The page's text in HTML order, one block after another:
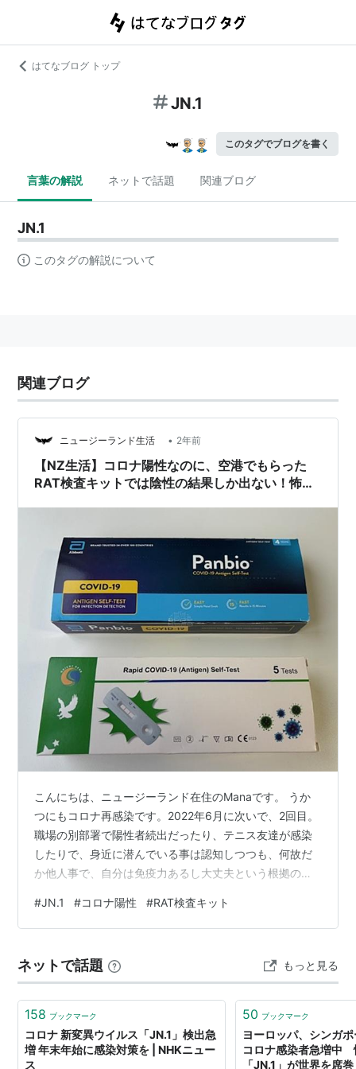
はてなブログ トップ
JN.1
このタグでブログを書く
言葉の解説 ネットで話題 関連ブログ
JN.1
このタグの解説について
関連ブログ
ニュージーランド生活 • 2年前
【NZ生活】コロナ陽性なのに、空港でもらった
RAT検査キットでは陰性の結果しか出ない！怖い
こんにちは、ニュージーランド在住のManaです。 うか
つにもコロナ再感染です。2022年6月に次いで、2回目。
職場の別部署で陽性者続出だったり、テニス友達が感染
したりで、身近に潜んでいる事は認知しつつも、何故だ
か他人事で、自分は免疫力あるし大丈夫という根拠のな
た。。。 アホですね。 でも注意するにも限度があるのも
事実。 私の初期症状は、喉の奥がくすぐったい感じと鼻
が、この真夏に寒気がすると言ったので、これはただご
とではないと、RAT検査する事にしたんです。 前回コロ
ナに感染した時に無料でもらった…
#JN.1 #コロナ陽性 #RAT検査キット
ネットで話題 もっと見る
158 ブックマーク
コロナ 新変異ウイルス「JN.1」検出急
増 年末年始に感染対策を | NHKニュー
ス
50 ブックマーク
ヨーロッパ、シンガ
コロナ感染者急増中
「JN.1」が世界を席巻